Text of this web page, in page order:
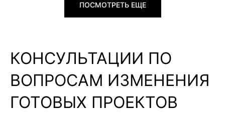
ПОСМОТРЕТЬ ЕЩЕ
КОНСУЛЬТАЦИИ ПО
ВОПРОСАМ ИЗМЕНЕНИЯ
ГОТОВЫХ ПРОЕКТОВ